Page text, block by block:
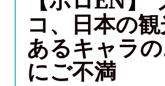
コ、日本の
あるキャラ
にご不満